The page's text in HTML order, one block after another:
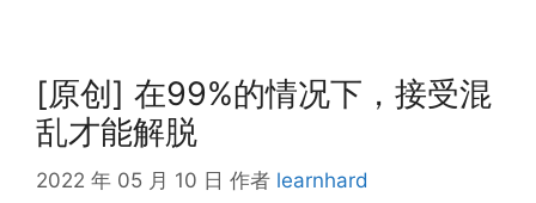
[原创] 在99%的情况下，接受混
乱才能解脱
2022 年 05 月 10 日 作者 learnhard